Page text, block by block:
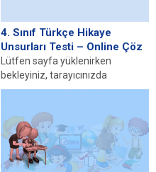
4. Sınıf Türkçe Hikaye
Unsurları Testi – Online Çöz
Lütfen sayfa yüklenirken
bekleyiniz, tarayıcınızda
javascript desteğinin etkin
sayfa yüklenmediyse buraya...